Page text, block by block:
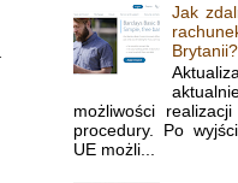
Jak
Brytanii?
możliwości
procedury. Po
UE możli...